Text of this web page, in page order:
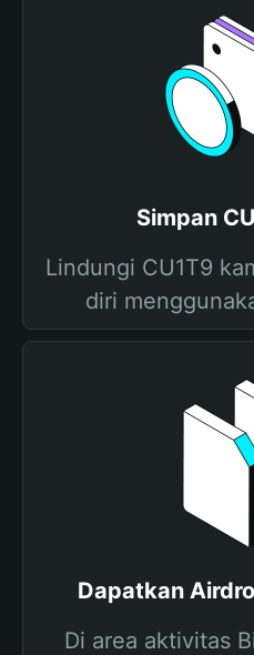
Simpan
Lindungi CU1T9
diri
Dapatkan
Di area aktivitas